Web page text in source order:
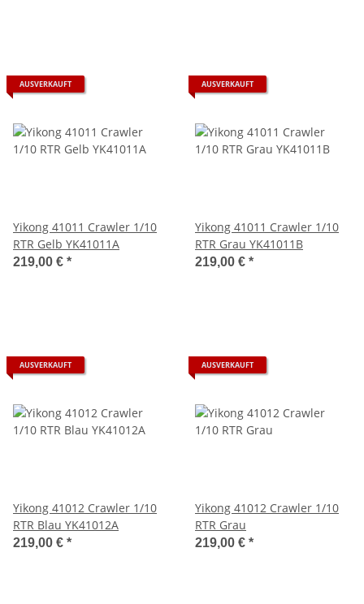
AUSVERKAUFT
Yikong 41011 Crawler 1/10
RTR Gelb YK41011A
219,00 € *
AUSVERKAUFT
Yikong 41011 Crawler 1/10
RTR Grau YK41011B
219,00 € *
AUSVERKAUFT
Yikong 41012 Crawler 1/10
RTR Blau YK41012A
219,00 € *
AUSVERKAUFT
Yikong 41012 Crawler 1/10
RTR Grau
219,00 € *